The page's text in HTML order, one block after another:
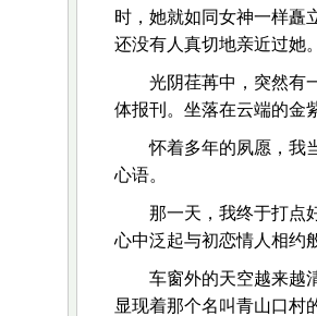
时，她就如同女神一样矗
还没有人真切地亲近过她
光阴荏苒中，突然有
体报刊。坐落在云端的金
怀着多年的夙愿，我
心语。
那一天，我终于打点
心中泛起与初恋情人相约
车窗外的天空越来越
显现着那个名叫青山口村